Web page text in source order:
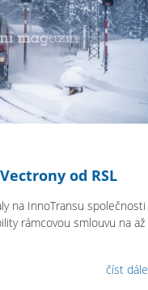
od RSL
na InnoTransu společnosti
rámcovou smlouvu na až
číst dále